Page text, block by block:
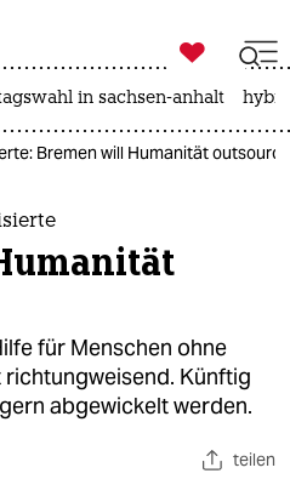
ich

taz zahl ich
in sachsen-anhalt
Bremen will Humanität
für Menschen ohne
Künftig
abgewickelt werden.
teilen